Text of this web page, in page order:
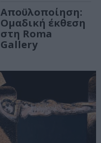
Αποϋλοποίηση:
Ομαδική έκθεση
στη Roma
Gallery